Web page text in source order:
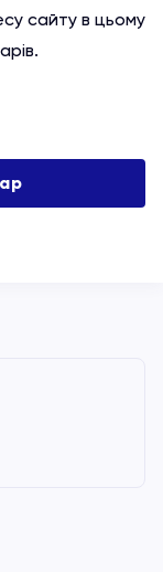
сайту в цьому